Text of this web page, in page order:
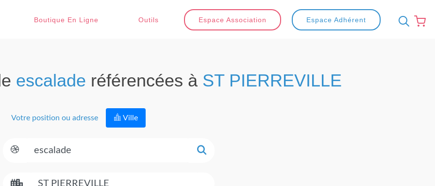
Boutique En Ligne Outils Espace Association Espace Adhérent
escalade référencées à ST PIERREVILLE
Votre position ou adresse Ville